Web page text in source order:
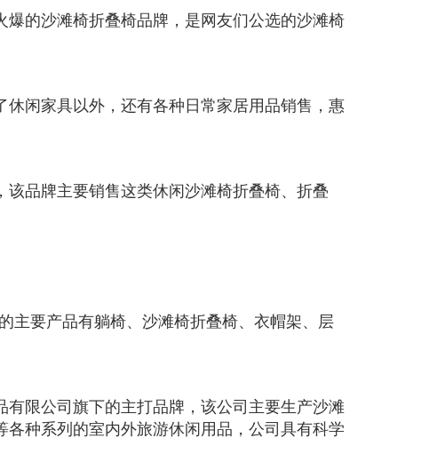
的沙滩椅折叠椅品牌，是网友们公选的沙滩椅
闲家具以外，还有各种日常家居用品销售，惠
品牌主要销售这类休闲沙滩椅折叠椅、折叠
主要产品有躺椅、沙滩椅折叠椅、衣帽架、层
限公司旗下的主打品牌，该公司主要生产沙滩
种系列的室内外旅游休闲用品，公司具有科学